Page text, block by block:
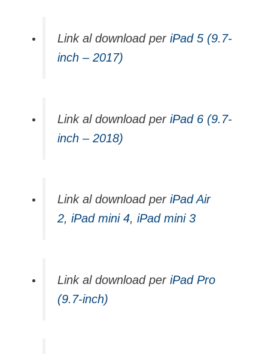
Link al download per iPad 5 (9.7-
inch – 2017)
Link al download per iPad 6 (9.7-
inch – 2018)
Link al download per iPad Air
2, iPad mini 4, iPad mini 3
Link al download per iPad Pro
(9.7‑inch)